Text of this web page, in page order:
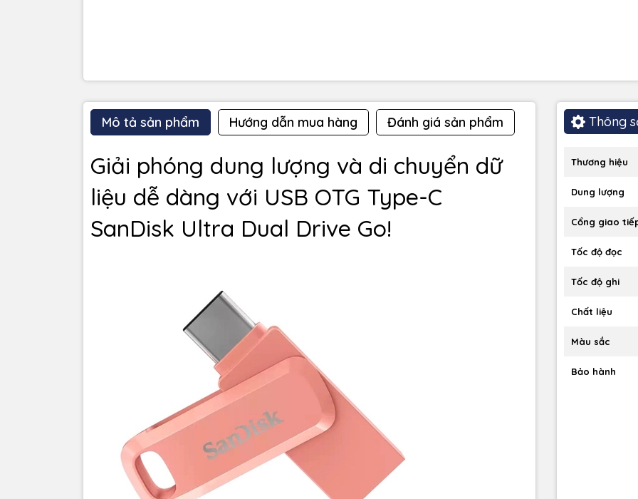
Mô tả sản phẩm Hướng dẫn mua hàng Đánh giá sản phẩm
Giải phóng dung lượng và di chuyển dữ
liệu dễ dàng với USB OTG Type-C
SanDisk Ultra Dual Drive Go!
Thông
Thương hiệu
Dung lượng
Cổng giao
Tốc độ đọc
Tốc độ ghi
Chất liệu
Màu sắc
Bảo hành